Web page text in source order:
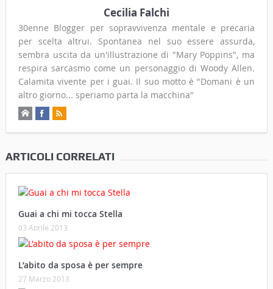
Cecilia Falchi
30enne Blogger per sopravvivenza mentale e precaria
per scelta altrui. Spontanea nel suo essere assurda,
sembra uscita da un'illustrazione di "Mary Poppins", ma
respira sarcasmo come un personaggio di Woody Allen.
Calamita vivente per i guai. Il suo motto è "Domani è un
altro giorno... speriamo parta la macchina"
ARTICOLI CORRELATI
Guai a chi mi tocca Stella
03 Aprile 2013
L’abito da sposa è per sempre
27 Marzo 2013